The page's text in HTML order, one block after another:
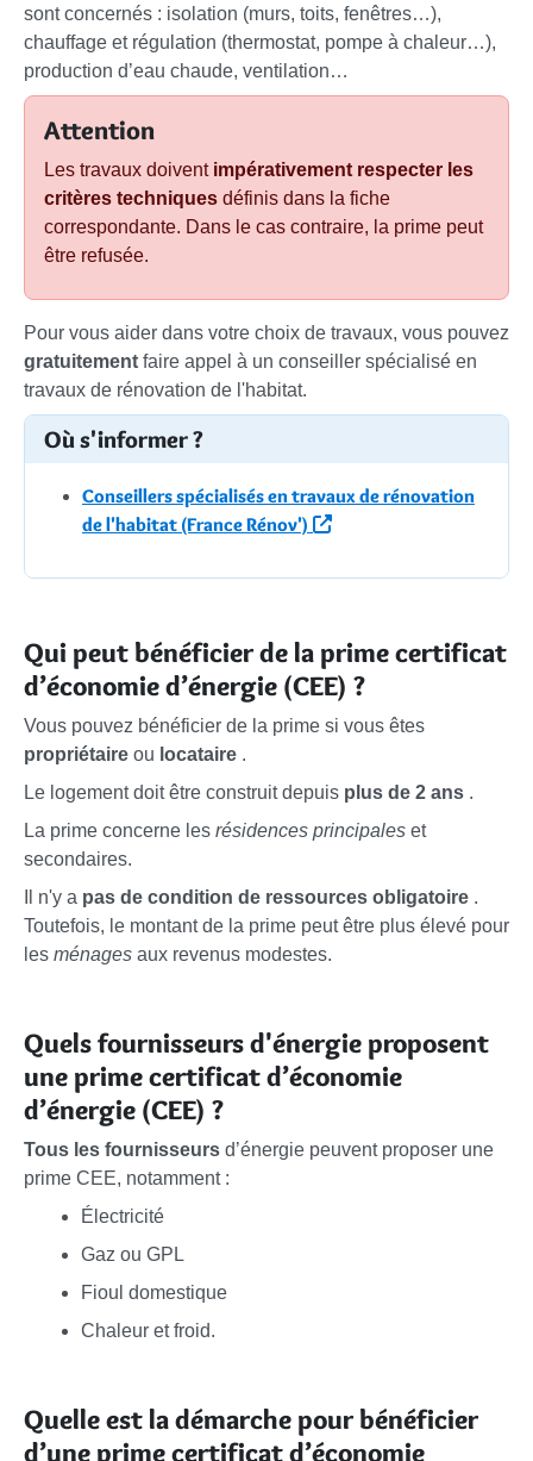
sont concernés : isolation (murs, toits, fenêtres…),
chauffage et régulation (thermostat, pompe à chaleur…),
production d’eau chaude, ventilation…
Attention
Les travaux doivent impérativement respecter les
critères techniques définis dans la fiche
correspondante. Dans le cas contraire, la prime peut
être refusée.
Pour vous aider dans votre choix de travaux, vous pouvez
gratuitement faire appel à un conseiller spécialisé en
travaux de rénovation de l'habitat.
Où s'informer ?
Conseillers spécialisés en travaux de rénovation
de l'habitat (France Rénov')
Qui peut bénéficier de la prime certificat
d’économie d’énergie (CEE) ?
Vous pouvez bénéficier de la prime si vous êtes
propriétaire ou locataire .
Le logement doit être construit depuis plus de 2 ans .
La prime concerne les résidences principales et
secondaires.
Il n'y a pas de condition de ressources obligatoire .
Toutefois, le montant de la prime peut être plus élevé pour
les ménages aux revenus modestes.
Quels fournisseurs d'énergie proposent
une prime certificat d’économie
d’énergie (CEE) ?
Tous les fournisseurs d’énergie peuvent proposer une
prime CEE, notamment :
Électricité
Gaz ou GPL
Fioul domestique
Chaleur et froid.
Quelle est la démarche pour bénéficier
d’une prime certificat d’économie